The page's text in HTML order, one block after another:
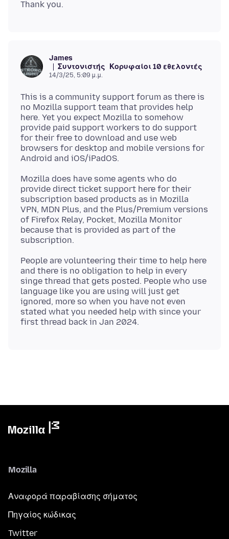
James
Συντονιστής
Κορυφαίοι 10 εθελοντές
14/3/25, 5:09 μ.μ.
This is a community support forum as there is
no Mozilla support team that provides help
here. Yet you expect Mozilla to somehow
provide paid support workers to do support
for their free to download and use web
browsers for desktop and mobile versions for
Mozilla does have some agents who do
provide direct ticket support here for their
subscription based products as in Mozilla
VPN, MDN Plus, and the Plus/Premium versions
of Firefox Relay, Pocket, Mozilla Monitor
because that is provided as part of the
People are volunteering their time to help here
and there is no obligation to help in every
singe thread that gets posted. People who use
language like you are using will just get
ignored, more so when you have not even
stated what you needed help with since your
Mozilla
Αναφορά παραβίασης σήματος
Πηγαίος κώδικας
Twitter